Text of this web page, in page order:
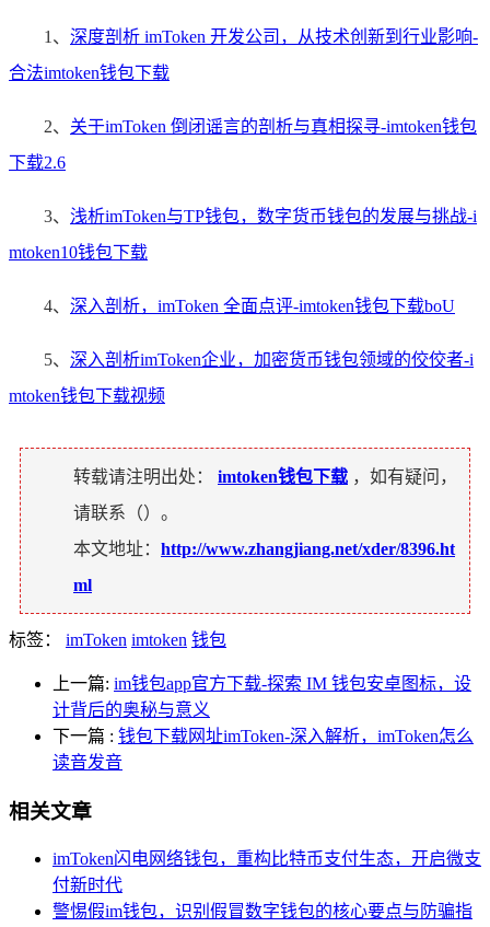
1、 深度剖析 imToken 开发公司，从技术创新到行业影响-
合法imtoken钱包下载
2、 关于imToken 倒闭谣言的剖析与真相探寻-imtoken钱包
下载2.6
3、 浅析imToken与TP钱包，数字货币钱包的发展与挑战-i
mtoken10钱包下载
4、 深入剖析，imToken 全面点评-imtoken钱包下载boU
5、 深入剖析imToken企业，加密货币钱包领域的佼佼者-i
mtoken钱包下载视频
转载请注明出处： imtoken钱包下载 ，如有疑问，
请联系（）。
本文地址： http://www.zhangjiang.net/xder/8396.ht
ml
标签： imToken imtoken 钱包
上一篇: im钱包app官方下载-探索 IM 钱包安卓图标，设
计背后的奥秘与意义
下一篇 : 钱包下载网址imToken-深入解析，imToken怎么
读音发音
相关文章
imToken闪电网络钱包，重构比特币支付生态，开启微支
付新时代
警惕假im钱包，识别假冒数字钱包的核心要点与防骗指